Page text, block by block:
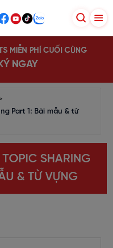
MIỄN PHÍ CUỐI CÙNG
NGAY
Part 1: Bài mẫu & từ
TOPIC SHARING
& TỪ VỰNG